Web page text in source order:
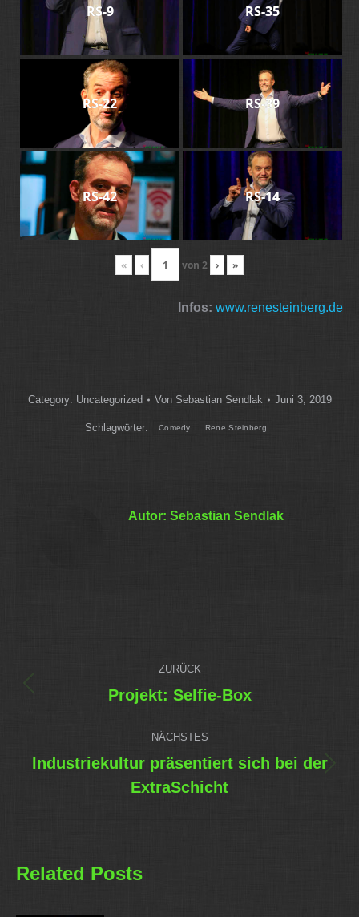
RS-9 RS-35
RS-22 RS-39
RS-42 RS-14
« ‹ von 2 › »
Infos: www.renesteinberg.de
Category: Uncategorized Von Sebastian Sendlak Juni 3, 2019
Schlagwörter: Comedy Rene Steinberg
Autor: Sebastian Sendlak
Kommentarnavigation
ZURÜCK
Vorheriger
Projekt: Selfie-Box
NÄCHSTES
Nächster
Beitrag:
Industriekultur präsentiert sich bei der
ExtraSchicht
Related Posts